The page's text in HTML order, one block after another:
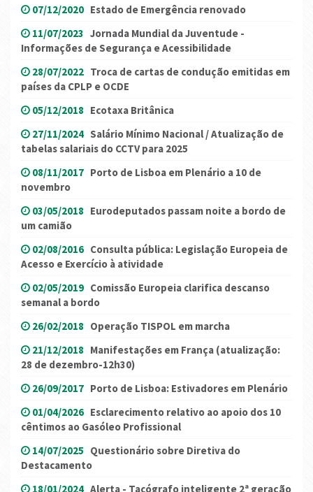
07/12/2020 Estado de Emergência renovado
11/07/2023 Jornada Mundial da Juventude -
Informações de Segurança e Acessibilidade
28/07/2022 Troca de cartas de condução emitidas em
países da CPLP e OCDE
05/12/2018 Ecotaxa Britânica
27/11/2024 Salário Mínimo Nacional / Atualização de
tabelas salariais do CCTV para 2025
08/11/2017 Porto de Lisboa em Plenário a 10 de
novembro
03/05/2018 Eurodeputados passam noite a bordo de
um camião
02/08/2016 Consulta pública: Legislação Europeia de
Acesso e Exercício à atividade
02/05/2019 Comissão Europeia clarifica descanso
semanal a bordo
26/02/2018 Operação TISPOL em marcha
21/12/2018 Manifestações em França (atualização:
28 de dezembro-12h30)
26/09/2017 Porto de Lisboa: Estivadores em Plenário
01/04/2026 Esclarecimento relativo ao apoio dos 10
cêntimos ao Gasóleo Profissional
14/07/2025 Questionário sobre Diretiva do
Destacamento
18/01/2024 Alerta - Tacógrafo inteligente 2ª geração